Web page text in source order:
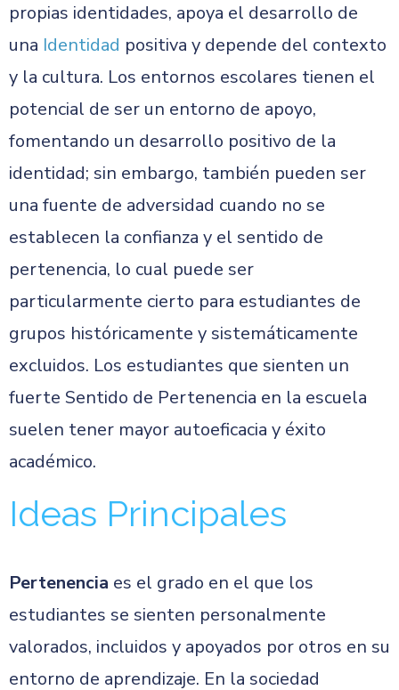
propias identidades, apoya el desarrollo de
una Identidad positiva y depende del contexto
y la cultura. Los entornos escolares tienen el
potencial de ser un entorno de apoyo,
fomentando un desarrollo positivo de la
identidad; sin embargo, también pueden ser
una fuente de adversidad cuando no se
establecen la confianza y el sentido de
pertenencia, lo cual puede ser
particularmente cierto para estudiantes de
grupos históricamente y sistemáticamente
excluidos. Los estudiantes que sienten un
fuerte Sentido de Pertenencia en la escuela
suelen tener mayor autoeficacia y éxito
académico.
Ideas Principales
Pertenencia es el grado en el que los
estudiantes se sienten personalmente
valorados, incluidos y apoyados por otros en su
entorno de aprendizaje. En la sociedad